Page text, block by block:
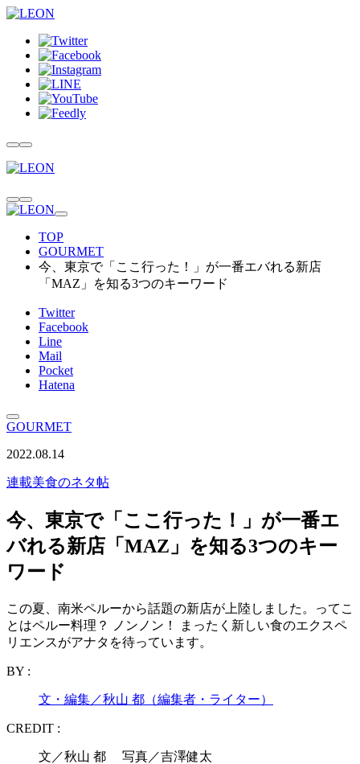
TOP
GOURMET
今、東京で「ここ行った！」が一番エバれる新店
「MAZ」を知る3つのキーワード
Twitter
Facebook
Line
Mail
Pocket
Hatena
GOURMET
2022.08.14
連載美食のネタ帖
今、東京で「ここ行った！」が一番エ
バれる新店「MAZ」を知る3つのキー
ワード
この夏、南米ペルーから話題の新店が上陸しました。ってこ
とはペルー料理？ ノンノン！ まったく新しい食のエクスペ
リエンスがアナタを待っています。
BY :
文・編集／秋山 都（編集者・ライター）
CREDIT :
文／秋山 都 写真／吉澤健太